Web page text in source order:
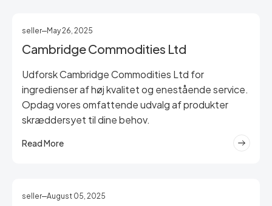
seller May 26, 2025
Cambridge Commodities Ltd
Udforsk Cambridge Commodities Ltd for
ingredienser af høj kvalitet og enestående service.
Opdag vores omfattende udvalg af produkter
skræddersyet til dine behov.
Read More
seller August 05, 2025